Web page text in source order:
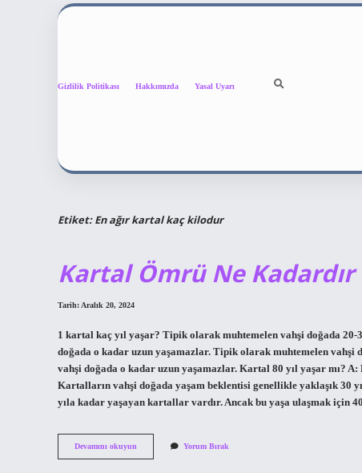
Gizlilik Politikası Hakkımızda Yasal Uyarı
Etiket:En ağır kartal kaç kilodur
Kartal Ömrü Ne Kadardır
Tarih: Aralık 20, 2024
1 kartal kaç yıl yaşar? Tipik olarak muhtemelen vahşi doğada 20-
doğada o kadar uzun yaşamazlar. Tipik olarak muhtemelen vahşi
vahşi doğada o kadar uzun yaşamazlar. Kartal 80 yıl yaşar mı?
Kartalların vahşi doğada yaşam beklentisi genellikle yaklaşık 30
yıla kadar yaşayan kartallar vardır. Ancak bu yaşa ulaşmak için
Devamını okuyun
Ömrü
Yorum Bırak